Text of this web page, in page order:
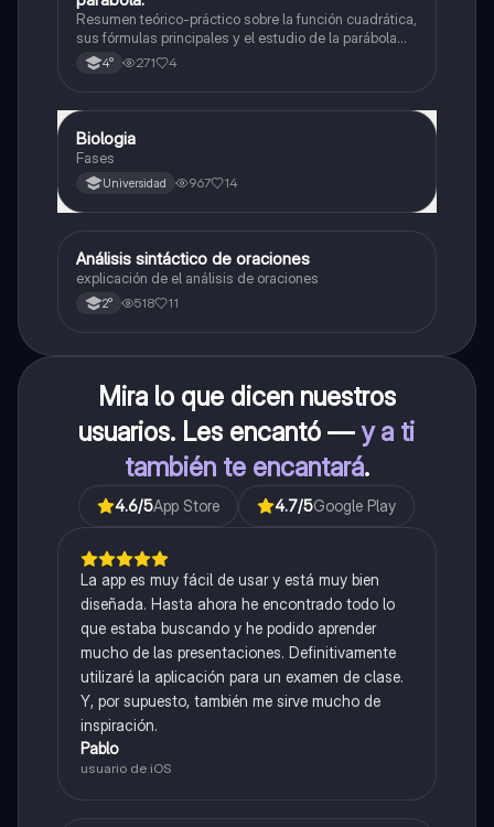
Resumen teórico-práctico sobre la función cuadrática,
sus fórmulas principales y el estudio de la parábola
como representación gráfica.Incluye desarrollo de la
forma general, cálculo de raíces, vértice y elementos
4° 271 4
Biología
Biologia
Fases
Universidad 967 14
ALengua
Análisis sintáctico de oraciones
explicación de el análisis de oraciones
2° 518 11
Mira lo que dicen nuestros
usuarios. Les encantó —y a ti
también te encantará.
4.6/5App Store 4.7/5Google Play
La app es muy fácil de usar y está muy bien
diseñada. Hasta ahora he encontrado todo lo
que estaba buscando y he podido aprender
mucho de las presentaciones. Definitivamente
utilizaré la aplicación para un examen de clase.
Y, por supuesto, también me sirve mucho de
inspiración.
Pablo
usuario de iOS